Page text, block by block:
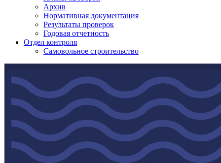
Архив
Нормативная документация
Результаты проверок
Годовая отчетность
Отдел контроля
Самовольное строительство